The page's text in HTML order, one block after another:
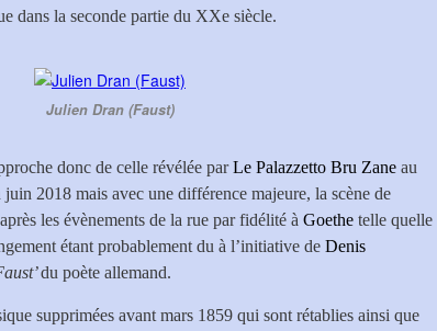
dans la seconde partie du XXe siècle.
Julien Dran (Faust)
donc de celle révélée parLe Palazzetto Bru Zane au
2018 mais avec une différence majeure, la scène de
les évènements de la rue par fidélité à Goethe telle quelle
étant probablement du à l’initiative de Denis
du poète allemand.
supprimées avant mars 1859 qui sont rétablies ainsi que